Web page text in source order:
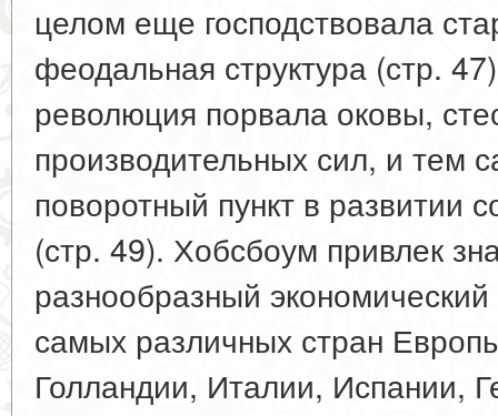
целом еще господствовала
феодальная структура (стр.
революция порвала оковы,
производительных сил, и тем
поворотный пункт в развитии
(стр. 49). Хобсбоум привлек
разнообразный
самых различных стран
Голландии, Италии, Испании,